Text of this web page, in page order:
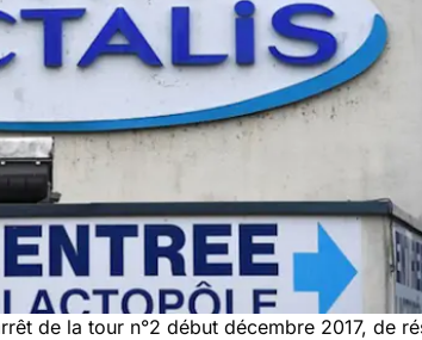
de la tour n°2 début décembre 2017, de